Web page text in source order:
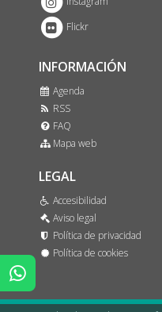
Flickr
INFORMACIÓN
Agenda
RSS
FAQ
Mapa web
LEGAL
Accesibilidad
Aviso legal
Política de privacidad
Política de cookies